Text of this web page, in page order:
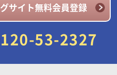
サイト無料会員登録
53-2327